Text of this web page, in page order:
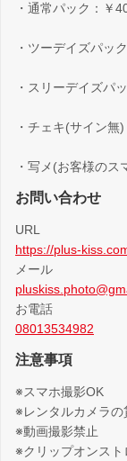
・通常パック：￥
・ツーデイズパッ
・スリーデイズパ
・チェキ(サイン無
・写メ(お客様の
お問い合わせ
URL
https://plus-
メール
お電話
08013534982
注意事項
※スマホ撮影OK
※レンタルカメラの
※動画撮影禁止
※クリップオンスト